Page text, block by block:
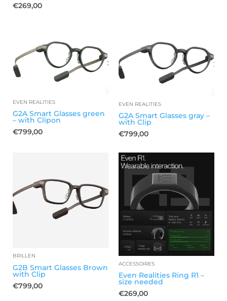
€269,00
EVEN REALITIES
G2A Smart Glasses green
– with Clipon
€799,00
EVEN REALITIES
G2A Smart Glasses gray –
with Clip
€799,00
BRILLEN
G2B Smart Glasses Brown
with Clip
€799,00
ACCESSOIRES
Even Realities Ring R1 –
size needed
€269,00